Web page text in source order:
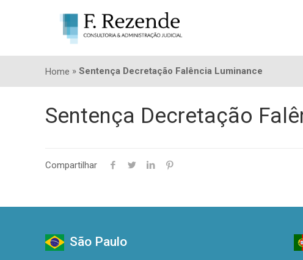
Home »Sentença Decretação Falência Luminance
Sentença Decretação
Compartilhar
São Paulo